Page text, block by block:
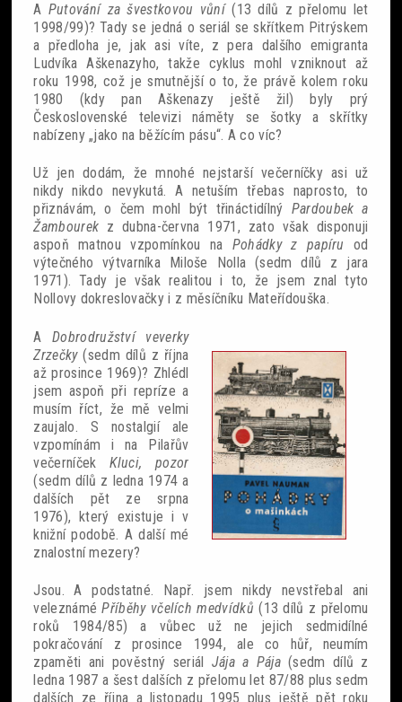
A Putování za švestkovou vůní(13 dílů z přelomu let
1998/99)? Tady se jedná o seriál se skřítkem Pitrýskem
a předloha je, jak asi víte, z pera dalšího emigranta
Ludvíka Aškenazyho, takže cyklus mohl vzniknout až
roku 1998, což je smutnější o to, že právě kolem roku
1980 (kdy pan Aškenazy ještě žil) byly prý
Československé televizi náměty se šotky a skřítky
nabízeny „jako na běžícím pásu“. A co víc?
Už jen dodám, že mnohé nejstarší večerníčky asi už
nikdy nikdo nevykutá. A netuším třebas naprosto, to
přiznávám, o čem mohl být třináctidílný Pardoubek a
Žambourek z dubna-června 1971, zato však disponuji
aspoň matnou vzpomínkou na Pohádky z papíruod
výtečného výtvarníka Miloše Nolla (sedm dílů z jara
1971). Tady je však realitou i to, že jsem znal tyto
Nollovy dokreslovačky i z měsíčníku Mateřídouška.
A Dobrodružství veverky
Zrzečky(sedm dílů z října
až prosince 1969)? Zhlédl
jsem aspoň při repríze a
musím říct, že mě velmi
zaujalo. S nostalgií ale
vzpomínám i na Pilařův
večerníčekKluci, pozor
(sedm dílů z ledna 1974 a
dalších pět ze srpna
1976), který existuje i v
knižní podobě. A další mé
znalostní mezery?
Jsou. A podstatné. Např. jsem nikdy nevstřebal ani
veleznáméPříběhy včelích medvídků(13 dílů z přelomu
roků 1984/85) a vůbec už ne jejich sedmidílné
pokračování z prosince 1994, ale co hůř, neumím
zpaměti ani pověstný seriál Jája a Pája(sedm dílů z
ledna 1987 a šest dalších z přelomu let 87/88 plus sedm
dalších ze října a listopadu 1995 plus ještě pět roku